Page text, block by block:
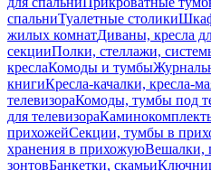
спальниТуалетные столики
жилых комнатДиваны, кресла
секцииПолки, стеллажи,
креслаКомоды и тумбы
книгиКресла-качалки, кресла-
телевизораКомоды, тумбы под
для телевизора
прихожейСекции, тумбы в
хранения в прихожуюВешалки,
зонтовБанкетки, скамьи